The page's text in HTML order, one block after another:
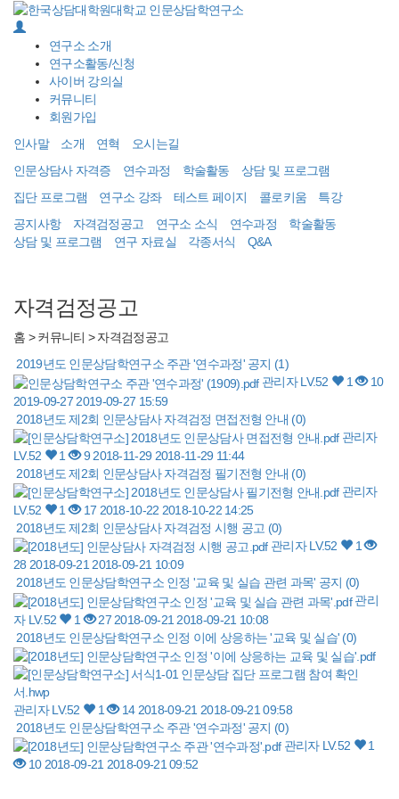
연구소 소개
연구소활동/신청
사이버 강의실
커뮤니티
회원가입
인사말
소개 연혁
오시는길
인문상담사 자격증
연수과정 학술활동
상담 및 프로그램
집단 프로그램
연구소 강좌 테스트 페이지 콜로키움
특강
공지사항
자격검정공고 연구소 소식 연수과정
학술활동
상담 및 프로그램
연구 자료실 각종서식 Q&A
자격검정공고
홈 > 커뮤니티 >자격검정공고
2019년도 인문상담학연구소 주관 '연수과정' 공지 (1)
관리자 LV.52 1
10
2019-09-27 2019-09-27 15:59
2018년도 제2회 인문상담사 자격검정 면접전형 안내 (0)
관리자
LV.52
1 9 2018-11-29 2018-11-29 11:44
2018년도 제2회 인문상담사 자격검정 필기전형 안내 (0)
관리자
LV.52
1 17 2018-10-22 2018-10-22 14:25
2018년도 제2회 인문상담사 자격검정 시행 공고 (0)
관리자 LV.52
1
28 2018-09-21 2018-09-21 10:09
2018년도 인문상담학연구소 인정 '교육 및 실습 관련 과목' 공지 (0)
관리
자 LV.52 1 27 2018-09-21 2018-09-21 10:08
2018년도 인문상담학연구소 인정 이에 상응하는 '교육 및 실습' (0)
관리자 LV.52 1 14 2018-09-21 2018-09-21 09:58
2018년도 인문상담학연구소 주관 '연수과정' 공지 (0)
관리자 LV.52
1
102018-09-21 2018-09-21 09:52